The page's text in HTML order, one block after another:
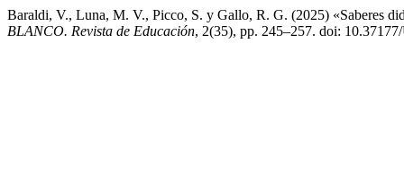
Baraldi, V., Luna, M. V., Picco, S. y Gallo, R. G. (2025) «Saberes
BLANCO. Revista de Educación, 2(35), pp. 245–257. doi: